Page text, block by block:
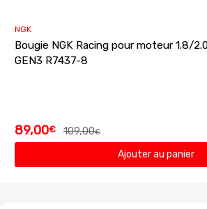
NGK
Bougie NGK Racing pour moteur 1.8/
GEN3 R7437-8
109,00€
89,00€
Ajouter au panier